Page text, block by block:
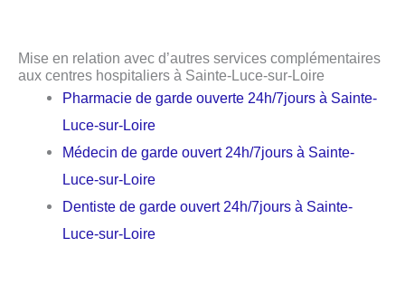
Mise en relation avec d’autres services complémentaires
aux centres hospitaliers à Sainte-Luce-sur-Loire
Pharmacie de garde ouverte 24h/7jours à Sainte-
Luce-sur-Loire
Médecin de garde ouvert 24h/7jours à Sainte-
Luce-sur-Loire
Dentiste de garde ouvert 24h/7jours à Sainte-
Luce-sur-Loire